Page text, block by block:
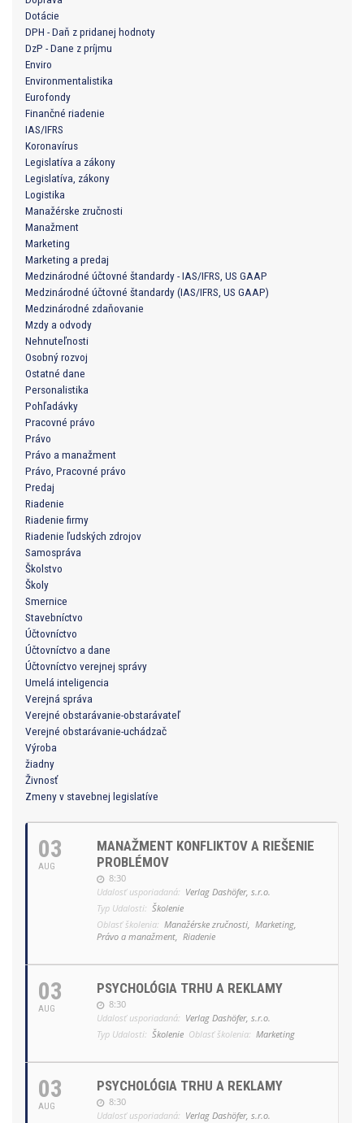
Dotácie
DPH - Daň z pridanej hodnoty
DzP - Dane z príjmu
Enviro
Environmentalistika
Eurofondy
Finančné riadenie
IAS/IFRS
Koronavírus
Legislatíva a zákony
Legislatíva, zákony
Logistika
Manažérske zručnosti
Manažment
Marketing
Marketing a predaj
Medzinárodné účtovné štandardy - IAS/IFRS, US GAAP
Medzinárodné účtovné štandardy (IAS/IFRS, US GAAP)
Medzinárodné zdaňovanie
Mzdy a odvody
Nehnuteľnosti
Osobný rozvoj
Ostatné dane
Personalistika
Pohľadávky
Pracovné právo
Právo
Právo a manažment
Právo, Pracovné právo
Predaj
Riadenie
Riadenie firmy
Riadenie ľudských zdrojov
Samospráva
Školstvo
Školy
Smernice
Stavebníctvo
Účtovníctvo
Účtovníctvo a dane
Účtovníctvo verejnej správy
Umelá inteligencia
Verejná správa
Verejné obstarávanie-obstarávateľ
Verejné obstarávanie-uchádzač
Výroba
žiadny
Živnosť
Zmeny v stavebnej legislatíve
03
AUG
MANAŽMENT KONFLIKTOV A RIEŠENIE
PROBLÉMOV
8:30
Udalosť usporiadaná: Verlag Dashöfer, s.r.o.
Typ Udalosti: Školenie
Oblasť školenia: Manažérske zručnosti, Marketing,
Právo a manažment, Riadenie
03
AUG
PSYCHOLÓGIA TRHU A REKLAMY
8:30
Udalosť usporiadaná: Verlag Dashöfer, s.r.o.
Typ Udalosti: Školenie Oblasť školenia: Marketing
03
AUG
PSYCHOLÓGIA TRHU A REKLAMY
8:30
Udalosť usporiadaná: Verlag Dashöfer, s.r.o.